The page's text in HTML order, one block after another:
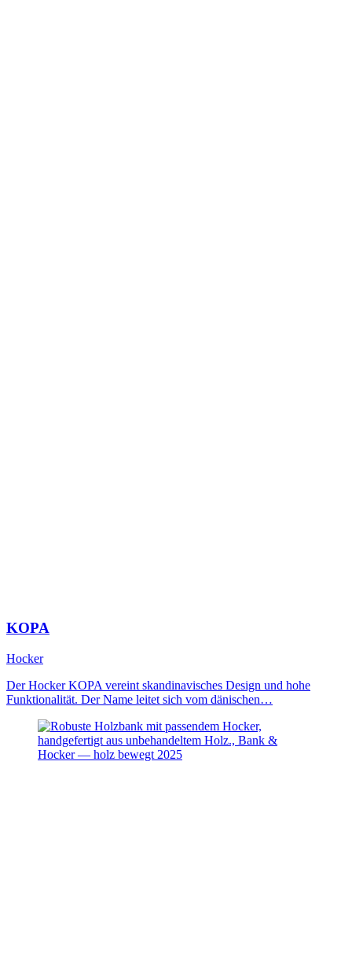
KOPA
Hocker
Der Hocker KOPA vereint skandinavisches Design und hohe
Funktionalität. Der Name leitet sich vom dänischen…